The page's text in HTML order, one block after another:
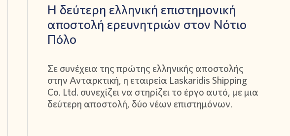
Η δεύτερη ελληνική επιστημονική
αποστολή ερευνητριών στον Νότιο
Πόλο
Σε συνέχεια της πρώτης ελληνικής αποστολής
στην Ανταρκτική, η εταιρεία Laskaridis Shipping
Co. Ltd. συνεχίζει να στηρίζει το έργο αυτό, με μια
δεύτερη αποστολή, δύο νέων επιστημόνων.